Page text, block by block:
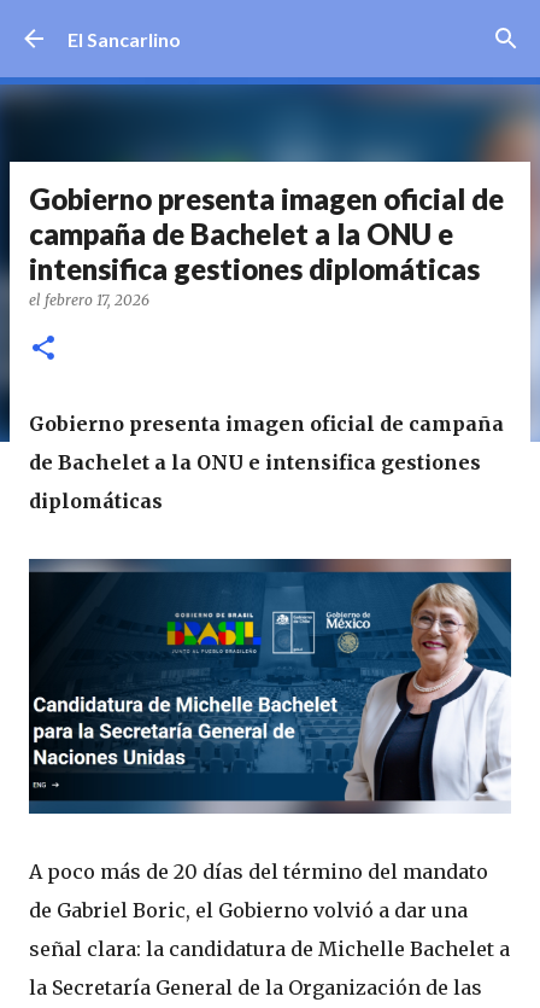
El Sancarlino
Gobierno presenta imagen oficial de
campaña de Bachelet a la ONU e
intensifica gestiones diplomáticas
el febrero 17, 2026
Gobierno presenta imagen oficial de campaña
de Bachelet a la ONU e intensifica gestiones
diplomáticas
A poco más de 20 días del término del mandato
de Gabriel Boric, el Gobierno volvió a dar una
señal clara: la candidatura de Michelle Bachelet a
la Secretaría General de la Organización de las